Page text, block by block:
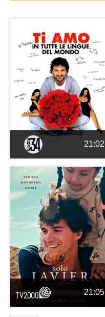
21:02
21:05